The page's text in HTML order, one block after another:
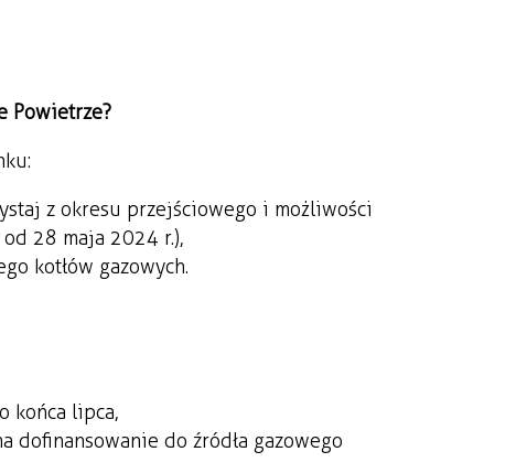
Powietrze?
z okresu przejściowego i możliwości
28 maja 2024 r.),
kotłów gazowych.
końca lipca,
dofinansowanie do źródła gazowego